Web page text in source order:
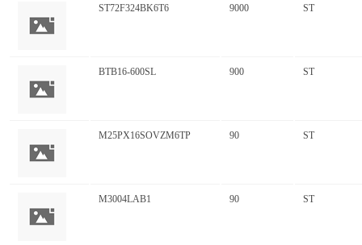
ST72F324BK6T6 9000 ST
BTB16-600SL 900 ST
M25PX16SOVZM6TP 90 ST
M3004LAB1 90 ST